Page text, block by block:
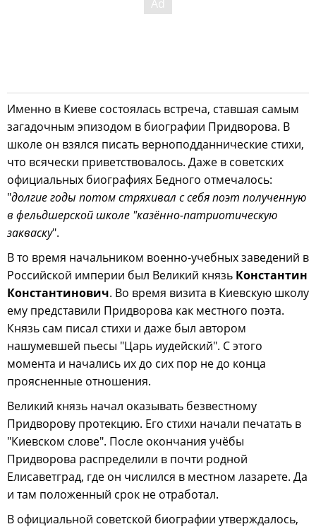
Именно в Киеве состоялась встреча, ставшая самым
загадочным эпизодом в биографии Придворова. В
школе он взялся писать верноподданнические стихи,
что всячески приветствовалось. Даже в советских
официальных биографиях Бедного отмечалось:
"долгие годы потом стряхивал с себя поэт полученную
в фельдшерской школе "казённо-патриотическую
закваску".
В то время начальником военно-учебных заведений в
Российской империи был Великий князь Константин
Константинович. Во время визита в Киевскую школу
ему представили Придворова как местного поэта.
Князь сам писал стихи и даже был автором
нашумевшей пьесы "Царь иудейский". С этого
момента и начались их до сих пор не до конца
проясненные отношения.
Великий князь начал оказывать безвестному
Придворову протекцию. Его стихи начали печатать в
"Киевском слове". После окончания учёбы
Придворова распределили в почти родной
Елисаветград, где он числился в местном лазарете. Да
и там положенный срок не отработал.
В официальной советской биографии утверждалось,